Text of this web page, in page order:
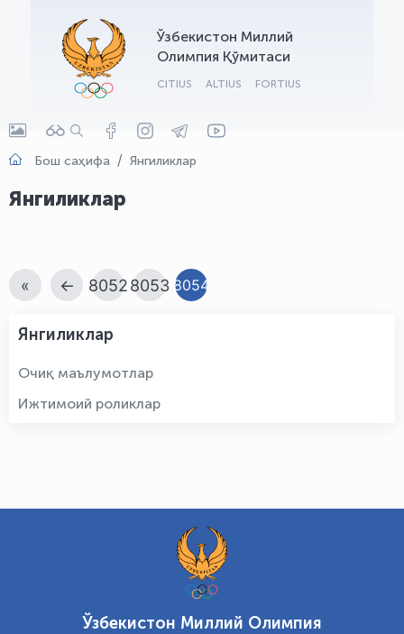
Ўзбекистон Миллий
Олимпия Қўмитаси
CITIUS ALTIUS FORTIUS
Бош саҳифа Янгиликлар
Янгиликлар
« ← 80528053 8054
Янгиликлар
Очиқ маълумотлар
Ижтимоий роликлар
Ўзбекистон Миллий Олимпия
OLYMPCHIK AI - yordamchi
Онлайн · olympic.uz